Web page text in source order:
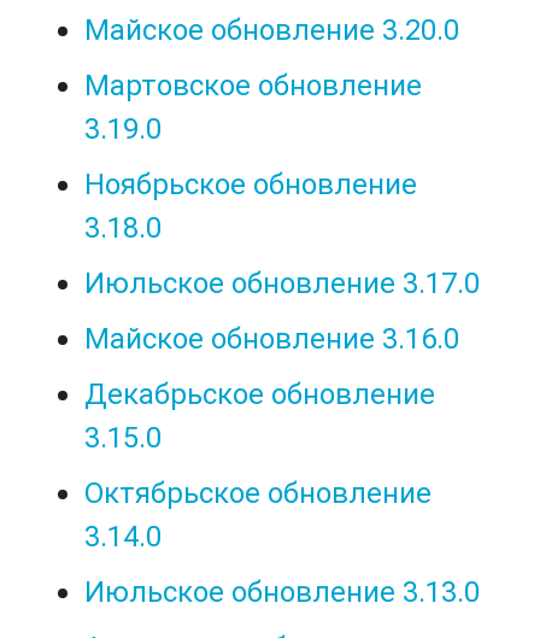
Майское обновление 3.20.0
Мартовское обновление
3.19.0
Ноябрьское обновление
3.18.0
Июльское обновление 3.17.0
Майское обновление 3.16.0
Декабрьское обновление
3.15.0
Октябрьское обновление
3.14.0
Июльское обновление 3.13.0